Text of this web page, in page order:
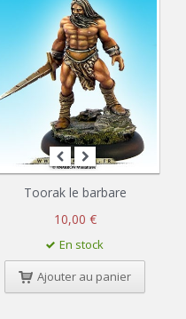
Toorak le barbare
10,00 €
En stock
Ajouter au panier